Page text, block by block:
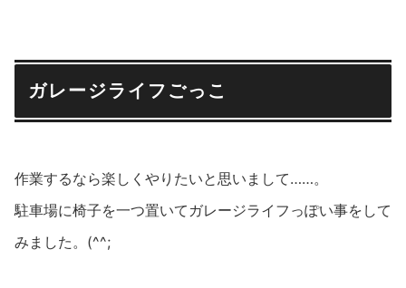
ガレージライフごっこ
作業するなら楽しくやりたいと思いまして……。
駐車場に椅子を一つ置いてガレージライフっぽい事をして
みました。(^^;